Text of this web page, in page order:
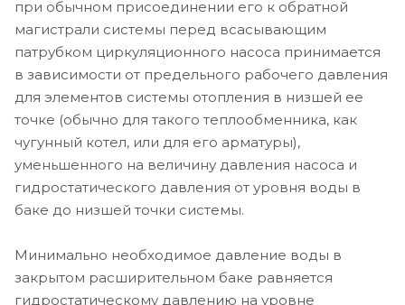
при обычном присоединении его к обратной
магистрали системы перед всасывающим
патрубком циркуляционного насоса принимается
в зависимости от предельного рабочего давления
для элементов системы отопления в низшей ее
точке (обычно для такого теплообменника, как
чугунный котел, или для его арматуры),
уменьшенного на величину давления насоса и
гидростатического давления от уровня воды в
баке до низшей точки системы.
Минимально необходимое давление воды в
закрытом расширительном баке равняется
гидростатическому давлению на уровне